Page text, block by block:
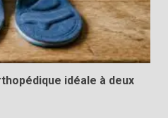
idéale à deux